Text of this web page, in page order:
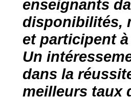
enseignants
disponibilités,
et participent
Un
dans la
meilleurs taux